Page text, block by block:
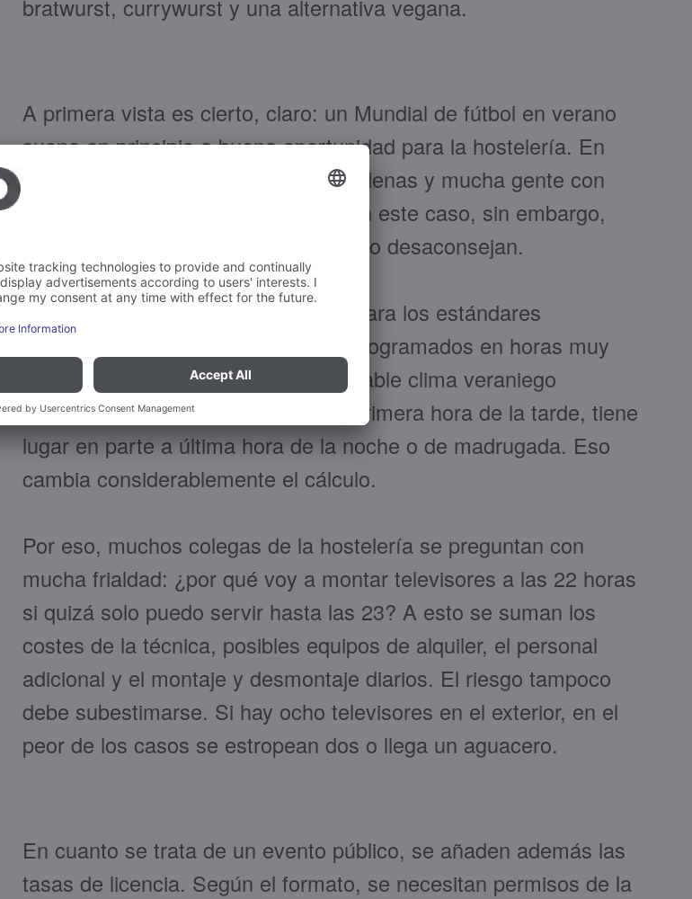
bratwurst, currywurst y una alternativa vegana.
A primera vista es cierto, claro: un Mundial de fútbol en verano
suena en principio a buena oportunidad para la hostelería. En
teoría habría buen tiempo, terrazas llenas y mucha gente con
ganas de ver fútbol en compañía. En este caso, sin embargo,
las condiciones generales más bien lo desaconsejan.
El punto decisivo son los horarios. Para los estándares
alemanes, muchos partidos están programados en horas muy
desfavorables. Lo que con un agradable clima veraniego
funcionaría bien durante el día o a primera hora de la tarde, tiene
lugar en parte a última hora de la noche o de madrugada. Eso
cambia considerablemente el cálculo.
Por eso, muchos colegas de la hostelería se preguntan con
mucha frialdad: ¿por qué voy a montar televisores a las 22 horas
si quizá solo puedo servir hasta las 23? A esto se suman los
costes de la técnica, posibles equipos de alquiler, el personal
adicional y el montaje y desmontaje diarios. El riesgo tampoco
debe subestimarse. Si hay ocho televisores en el exterior, en el
peor de los casos se estropean dos o llega un aguacero.
En cuanto se trata de un evento público, se añaden además las
tasas de licencia. Según el formato, se necesitan permisos de la